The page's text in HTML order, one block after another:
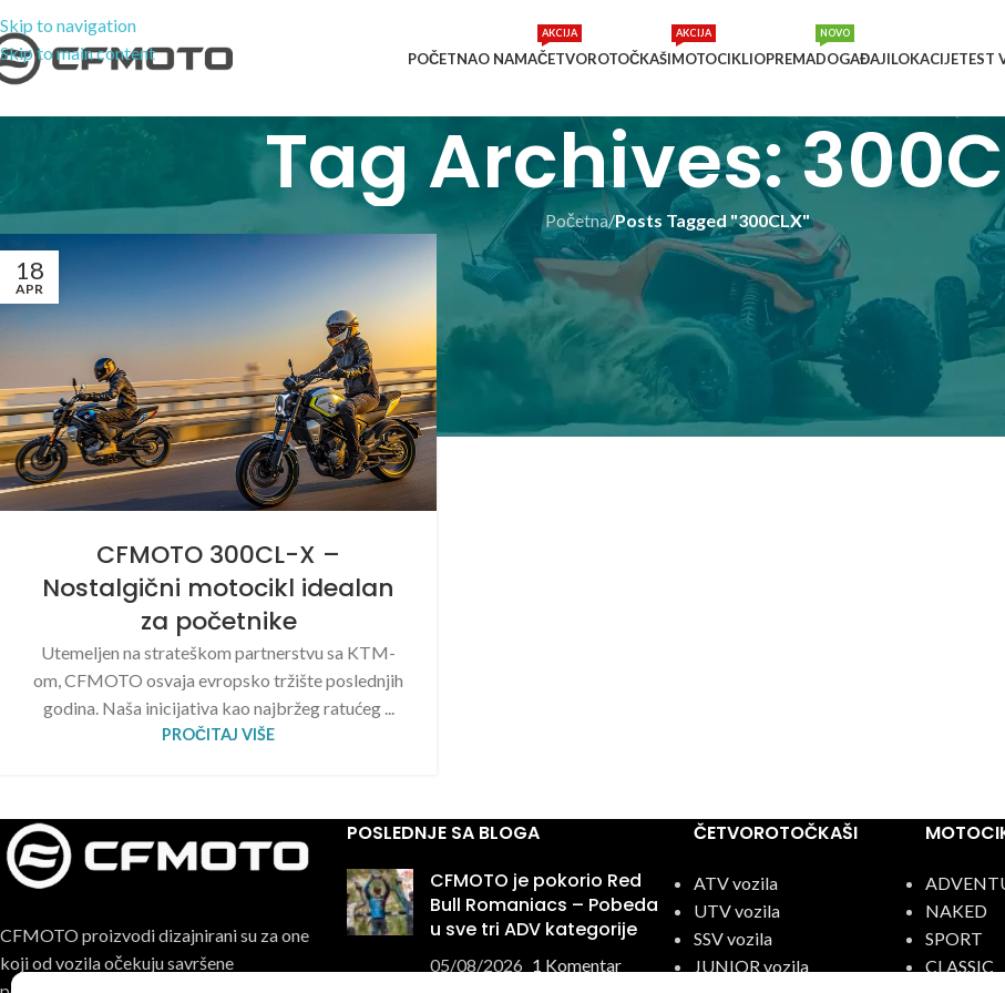
Skip to navigation
Skip to main content
POČETNAO NAMAČETVOROTOČKAŠI
AKCIJA
MOTOCIKLI
AKCIJA
OPREMADOGAĐAJI
NOVO
LOKACIJETEST
Tag Archives:
Početna/Posts Tagged "300CLX"
18
APR
CFMOTO 300CL-X –
Nostalgični motocikl idealan
za početnike
Utemeljen na strateškom partnerstvu sa KTM-
om, CFMOTO osvaja evropsko tržište poslednjih
godina. Naša inicijativa kao najbržeg ratućeg ...
PROČITAJ VIŠE
CFMOTO proizvodi dizajnirani su za one
koji od vozila očekuju savršene
POSLEDNJE SA BLOGA
CFMOTO je pokorio Red
Bull Romaniacs – Pobeda
u sve tri ADV kategorije
05/08/2026 1 Komentar
ČETVOROTOČKAŠI
ATV vozila
UTV vozila
SSV vozila
JUNIOR vozila
NAKED
SPORT
CLASSIC